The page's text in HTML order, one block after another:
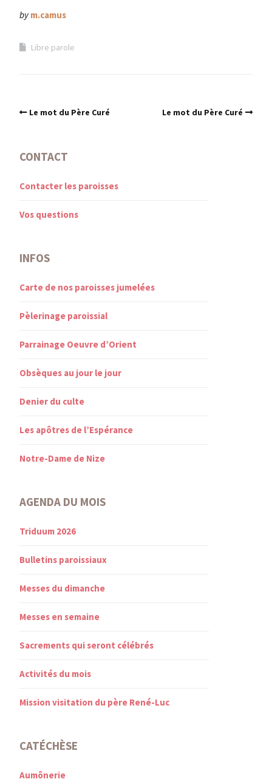
by m.camus
Libre parole
Le mot du Père Curé Le mot du Père Curé
CONTACT
Contacter les paroisses
Vos questions
INFOS
Carte de nos paroisses jumelées
Pèlerinage paroissial
Parrainage Oeuvre d’Orient
Obsèques au jour le jour
Denier du culte
Les apôtres de l’Espérance
Notre-Dame de Nize
AGENDA DU MOIS
Triduum 2026
Bulletins paroissiaux
Messes du dimanche
Messes en semaine
Sacrements qui seront célébrés
Activités du mois
Mission visitation du père René-Luc
CATÉCHÈSE
Aumônerie